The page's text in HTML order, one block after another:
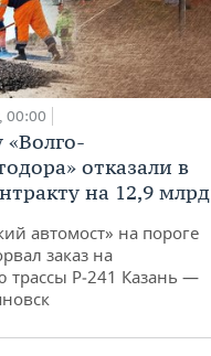
00:00
отказали в
на 12,9 млрд
автомост» на пороге
заказ на
трассы Р‑241 Казань —